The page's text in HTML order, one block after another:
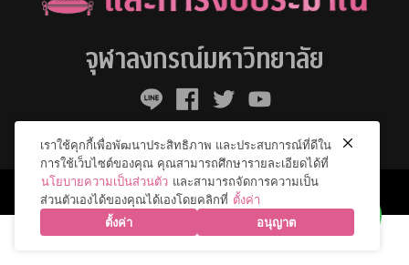
จุฬาลงกรณ์มหาวิทยาลัย
© 2026 จุฬาลงกรณ์มหาวิทยาลัย. All Rights Reserved.
เราใช้คุกกี้เพื่อพัฒนาประสิทธิภาพ และประสบการณ์ที่ดีใน
การใช้เว็บไซต์ของคุณ คุณสามารถศึกษารายละเอียดได้ที่
นโยบายความเป็นส่วนตัว และสามารถจัดการความเป็น
ส่วนตัวเองได้ของคุณได้เองโดยคลิกที่ ตั้งค่า
ตั้งค่า
อนุญาต